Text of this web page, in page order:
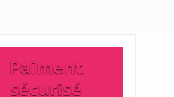
Paiment
sécurisé